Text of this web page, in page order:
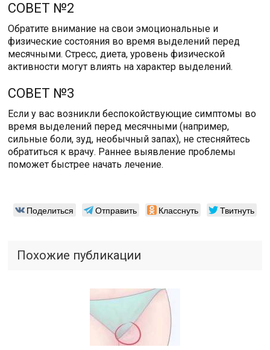
СОВЕТ №2
Обратите внимание на свои эмоциональные и
физические состояния во время выделений перед
месячными. Стресс, диета, уровень физической
активности могут влиять на характер выделений.
СОВЕТ №3
Если у вас возникли беспокойствующие симптомы во
время выделений перед месячными (например,
сильные боли, зуд, необычный запах), не стесняйтесь
обратиться к врачу. Раннее выявление проблемы
поможет быстрее начать лечение.
Поделиться Отправить Класснуть Твитнуть
Похожие публикации